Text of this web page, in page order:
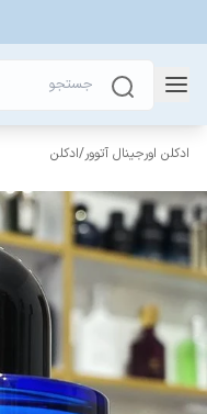
ادکلن اورجینال آتوور/ادکلن